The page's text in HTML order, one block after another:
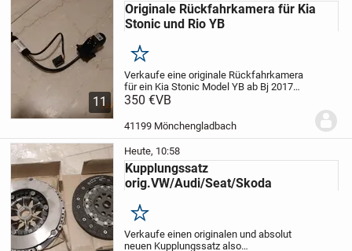
11
Originale Rückfahrkamera für Kia
Stonic und Rio YB
Merken
Verkaufe eine originale Rückfahrkamera
für ein Kia Stonic Model YB ab Bj 2017
und bis heute,die Rückfahrkamera ist
und 1,2 Liter Motoren geeignet,wurde vor...
350 €VB
41199 Mönchengladbach
Heute, 10:58
Kupplungssatz
orig.VW/Audi/Seat/Skoda
Merken
Verkaufe einen originalen und absolut
neuen Kupplungssatz also